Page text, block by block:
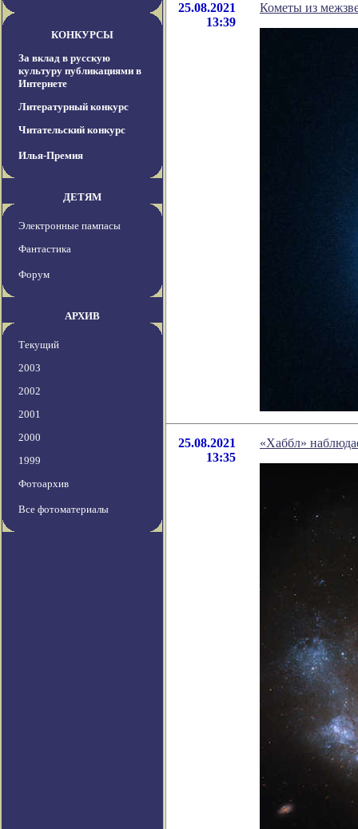
КОНКУРСЫ
За вклад в русскую
культуру публикациями в
Интернете
Литературный конкурс
Читательский конкурс
Илья-Премия
ДЕТЯМ
Электронные пампасы
Фантастика
Форум
АРХИВ
Текущий
2003
2002
2001
2000
1999
Фотоархив
Все фотоматериалы
25.08.2021
13:39
Кометы из
25.08.2021
13:35
«Хаббл»